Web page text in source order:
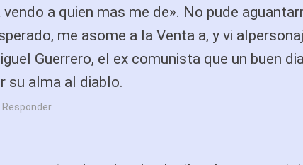
a quien mas me de». No pude
me asome a la Venta a, y vi
Guerrero, el ex comunista que un buen
su alma al diablo.
Responder